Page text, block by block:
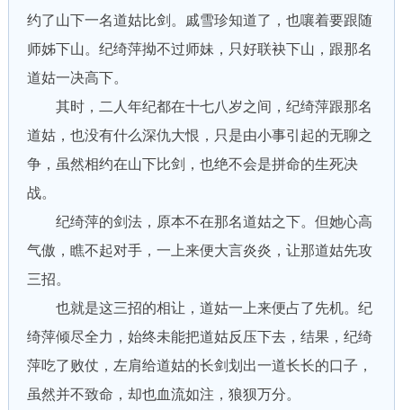
约了山下一名道姑比剑。戚雪珍知道了，也嚷着要跟随
师姊下山。纪绮萍拗不过师妹，只好联袂下山，跟那名
道姑一决高下。
其时，二人年纪都在十七八岁之间，纪绮萍跟那名
道姑，也没有什么深仇大恨，只是由小事引起的无聊之
争，虽然相约在山下比剑，也绝不会是拼命的生死决
战。
纪绮萍的剑法，原本不在那名道姑之下。但她心高
气傲，瞧不起对手，一上来便大言炎炎，让那道姑先攻
三招。
也就是这三招的相让，道姑一上来便占了先机。纪
绮萍倾尽全力，始终未能把道姑反压下去，结果，纪绮
萍吃了败仗，左肩给道姑的长剑划出一道长长的口子，
虽然并不致命，却也血流如注，狼狈万分。